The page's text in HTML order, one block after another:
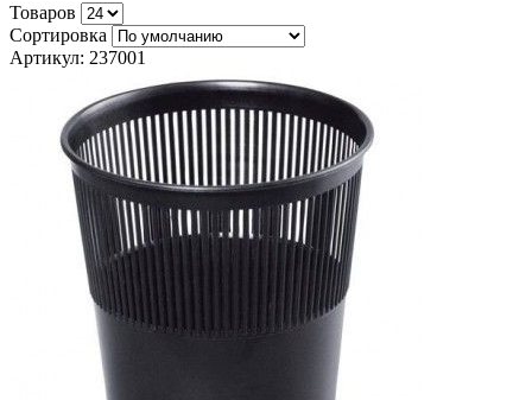
Товаров
Сортировка
Артикул: 237001